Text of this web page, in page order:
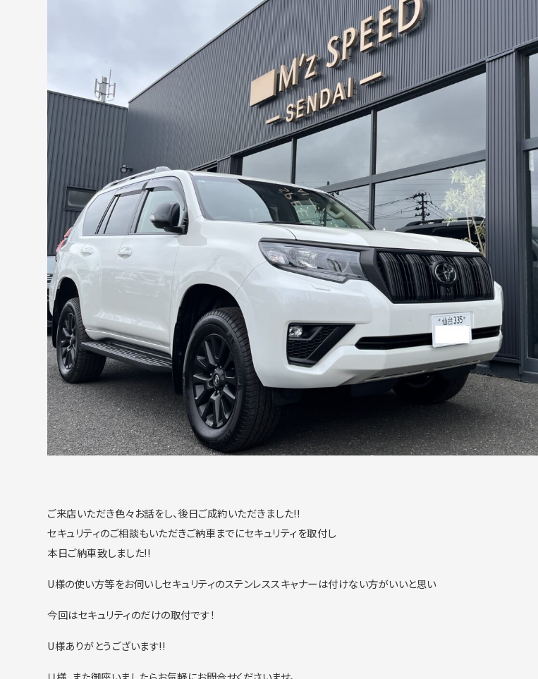
ご来店いただき色々お話をし、後日ご成約いただきました!!
セキュリティのご相談もいただきご納車までにセキュリティを取付し
本日ご納車致しました!!
U様の使い方等をお伺いしセキュリティのステンレススキャナーは付けない方がいいと思い
今回はセキュリティのだけの取付です！
U様ありがとうございます!!